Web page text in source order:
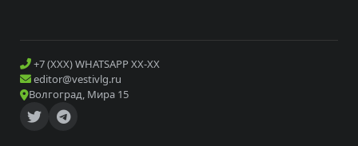
+7 (XXX) WHATSAPP XX-XX
editor@vestivlg.ru
Волгоград, Мира 15